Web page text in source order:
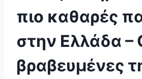
πιο καθαρές
στην Ελλάδα –
βραβευμένες